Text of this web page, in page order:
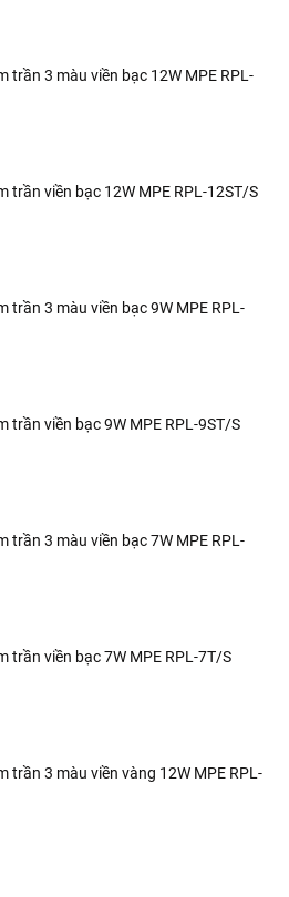
trần 3 màu viền bạc 12W MPE RPL-
trần viền bạc 12W MPE RPL-12ST/S
trần 3 màu viền bạc 9W MPE RPL-
trần viền bạc 9W MPE RPL-9ST/S
trần 3 màu viền bạc 7W MPE RPL-
trần viền bạc 7W MPE RPL-7T/S
trần 3 màu viền vàng 12W MPE RPL-